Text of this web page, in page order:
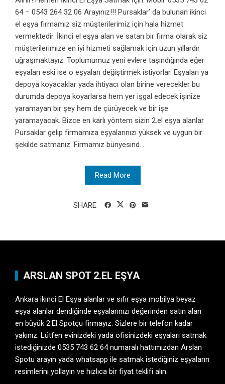
64 – 0543 264 32 06 Arayınız!!! Pursaklar’ da bulunan ikinci
el eşya firmamız siz müşterilerimiz için hala hizmet
vermektedir. İkinci el eşya alan ve satan bir firma olarak siz
müşterilerimize en iyi hizmeti sağlamak için uzun yıllardır
uğraşmaktayız. Toplumumuz yeni evlere taşındığında eğer
eşyaları eski ise o eşyaları değiştirmek istiyorlar. Eşyaları ya
depoya koyacaklar yada ihtiyacı olan birine verecekler bu
durumda depoya koyarlarsa hem yer işgal edecek işinize
yaramayan bir şey hem de çürüyecek ve bir işe
yaramayacak. Bizce en karlı yöntem sizin 2.el eşya alanlar
Pursaklar gelip firmamıza eşyalarınızı yüksek ve uygun bir
şekilde satmanız. Firmamız bünyesind...
Read More
SHARE
ARSLAN SPOT 2.EL EŞYA
Ankara ikinci El Eşya alanlar ve sıfır eşya mobilya beyaz
eşya alanlar dendiğinde eşyalarınızı değerinden satın alan
en büyük 2.El Spotçu firmayız. Sizlere bir telefon kadar
yakınız. Lütfen evinizdeki yada ofisinizdeki eşyaları satmak
istediğinizde 0535 743 62 64 numaralı hattımızdan Arslan
Spotu arayın yada whatsapp ile satmak istediğiniz eşyaların
resimlerini yollayın ve hızlıca bir fiyat teklifi alın.